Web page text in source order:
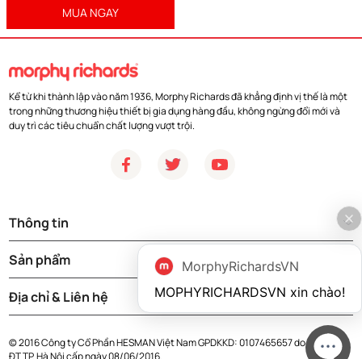
MUA NGAY
Kể từ khi thành lập vào năm 1936, Morphy Richards đã khẳng định vị thế là một
trong những thương hiệu thiết bị gia dụng hàng đầu, không ngừng đổi mới và
duy trì các tiêu chuẩn chất lượng vượt trội.
Thông tin
Sản phẩm
Địa chỉ & Liên hệ
© 2016 Công ty Cổ Phần HESMAN Việt Nam GPDKKD: 0107465657 do Sở KH &
ĐT TP. Hà Nội cấp ngày 08/06/2016.
MorphyRichardsVN
MOPHYRICHARDSVN xin chào!